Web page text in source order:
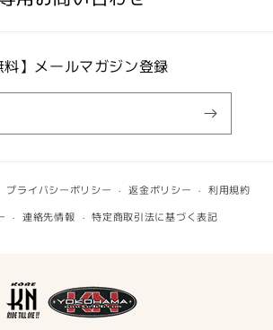
料】メールマガジン登録
プライバシーポリシー 返金ポリシー
利用規約
連絡先情報 特定商取引法に基づく表記